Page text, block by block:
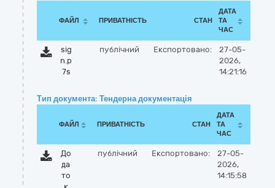
ФАЙЛ ПРИВАТНІСТЬ СТАН
ДАТА
ТА
ЧАС
sig
n.p
7s
публічний Експортовано:
27-05-
2026,
14:21:16
Тип документа: Тендерна документація
ФАЙЛ ПРИВАТНІСТЬ СТАН
ДАТА
ТА
ЧАС
До
да
то
публічний Експортовано:
27-05-
2026,
14:15:58